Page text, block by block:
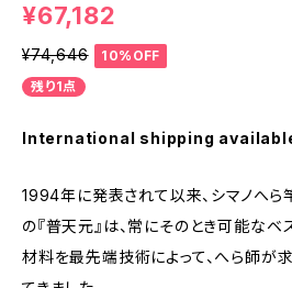
¥67,182
¥74,646
10%OFF
残り1点
International shipping
1994年に発表されて以来、シマノへ
の『普天元』は、常にそのとき可能なベ
材料を最先端技術によって、へら師が